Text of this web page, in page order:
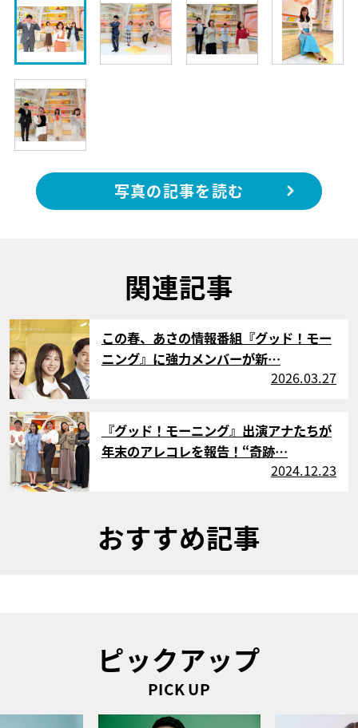
写真の記事を読む
関連記事
サムネイル
この春、あさの情報番組『グッド！モー
ニング』に強力メンバーが新…
2026.03.27
サムネイル
『グッド！モーニング』出演アナたちが
年末のアレコレを報告！“奇跡…
2024.12.23
おすすめ記事
ピックアップ
PICK UP